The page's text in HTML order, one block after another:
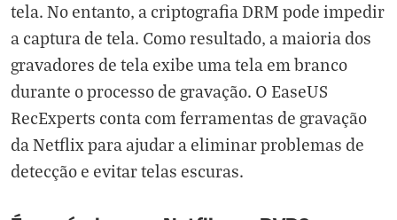
tela. No entanto, a criptografia DRM pode impedir
a captura de tela. Como resultado, a maioria dos
gravadores de tela exibe uma tela em branco
durante o processo de gravação. O EaseUS
RecExperts conta com ferramentas de gravação
da Netflix para ajudar a eliminar problemas de
detecção e evitar telas escuras.